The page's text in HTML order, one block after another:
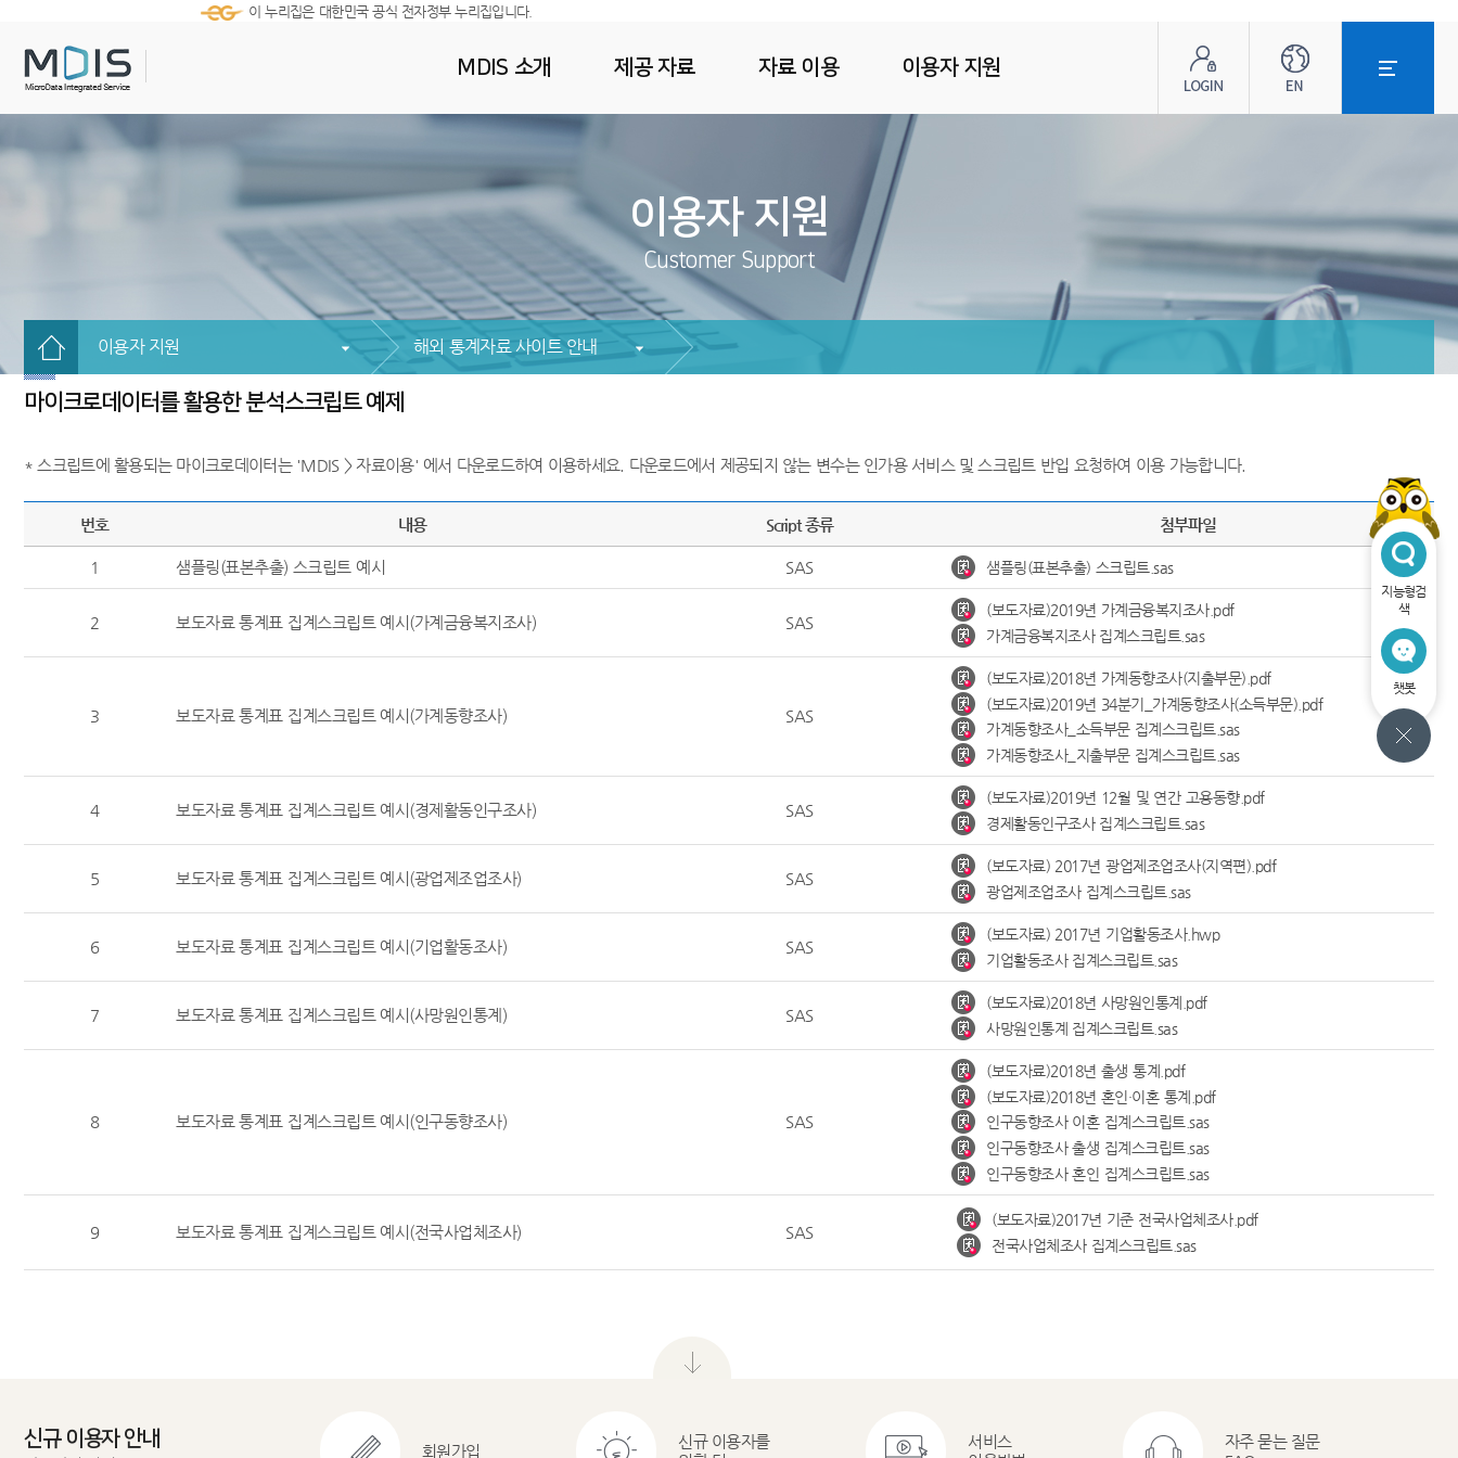
이 누리집은 대한민국 공식 전자정부 누리집입니다.
MDIS 소개 제공 자료 자료 이용 이용자 지원
그
인
메
이용자 지원
Customer Support
이용자 지원 해외 통계자료 사이트 안내
마이크로데이터를 활용한 분석스크립트 예제
* 스크립트에 활용되는 마이크로데이터는 'MDIS > 자료이용' 에서 다운로드하여 이용하세요. 다운로드에서 제공되지 않는 변수는 인가용 서비스 및 스크립트 반입 요청하여 이용 가능합니다.
번호 내용 Script 종류 첨부파일
1 샘플링(표본추출) 스크립트 예시 SAS 샘플링(표본추출) 스크립트.sas
2 보도자료 통계표 집계스크립트 예시(가계금융복지조사) SAS
(보도자료)2019년 가계금융복지조사.pdf
가계금융복지조사 집계스크립트.sas
3 보도자료 통계표 집계스크립트 예시(가계동향조사) SAS
(보도자료)2018년 가계동향조사(지출부문).pdf
(보도자료)2019년 34분기_가계동향조사(소득부문).pdf
가계동향조사_소득부문 집계스크립트.sas
가계동향조사_지출부문 집계스크립트.sas
4 보도자료 통계표 집계스크립트 예시(경제활동인구조사) SAS
(보도자료)2019년 12월 및 연간 고용동향.pdf
경제활동인구조사 집계스크립트.sas
5 보도자료 통계표 집계스크립트 예시(광업제조업조사) SAS
(보도자료) 2017년 광업제조업조사(지역편).pdf
광업제조업조사 집계스크립트.sas
6 보도자료 통계표 집계스크립트 예시(기업활동조사) SAS
(보도자료) 2017년 기업활동조사.hwp
기업활동조사 집계스크립트.sas
7 보도자료 통계표 집계스크립트 예시(사망원인통계) SAS
(보도자료)2018년 사망원인통계.pdf
사망원인통계 집계스크립트.sas
8 보도자료 통계표 집계스크립트 예시(인구동향조사) SAS
(보도자료)2018년 출생 통계.pdf
(보도자료)2018년 혼인·이혼 통계.pdf
인구동향조사 이혼 집계스크립트.sas
인구동향조사 출생 집계스크립트.sas
인구동향조사 혼인 집계스크립트.sas
9 보도자료 통계표 집계스크립트 예시(전국사업체조사) SAS
(보도자료)2017년 기준 전국사업체조사.pdf
전국사업체조사 집계스크립트.sas
지능형검
색
챗봇
신규 이용자 안내
회원가입
신규 이용자를
서비스
자주 묻는 질문